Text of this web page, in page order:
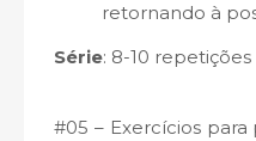
retornando à
Série: 8-10 repetições
#05 – Exercícios